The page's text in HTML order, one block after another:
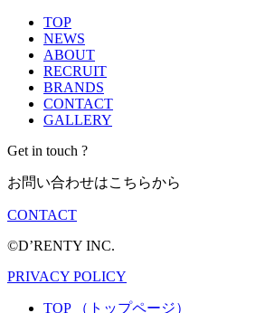
TOP
NEWS
ABOUT
RECRUIT
BRANDS
CONTACT
GALLERY
Get in touch ?
お問い合わせはこちらから
CONTACT
©D’RENTY INC.
PRIVACY POLICY
TOP （トップページ）